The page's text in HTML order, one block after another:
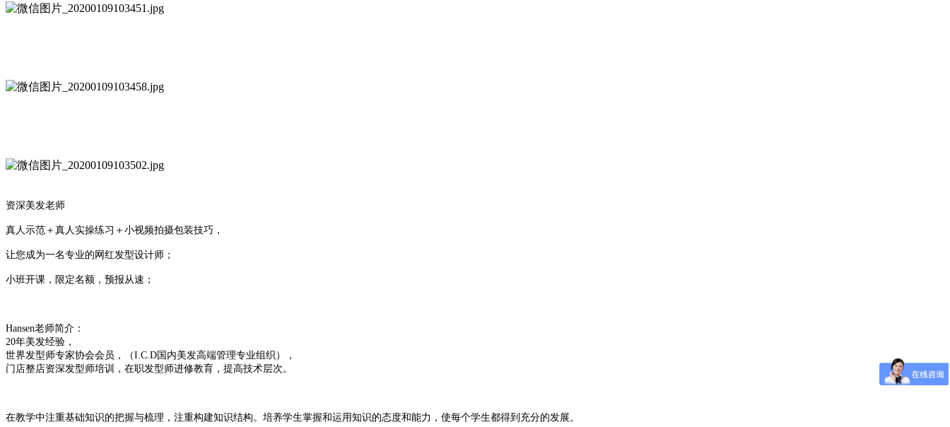
资深美发老师
真人示范＋真人实操练习＋小视频拍摄包装技巧，
让您成为一名专业的网红发型设计师；
小班开课，限定名额，预报从速；
Hansen老师简介：
20年美发经验，
世界发型师专家协会会员，（I.C.D国内美发高端管理专业组织），
门店整店资深发型师培训，在职发型师进修教育，提高技术层次。
在教学中注重基础知识的把握与梳理，注重构建知识结构。培养学生掌握和运用知识的态度和能力，使每个学生都得到充分的发展。